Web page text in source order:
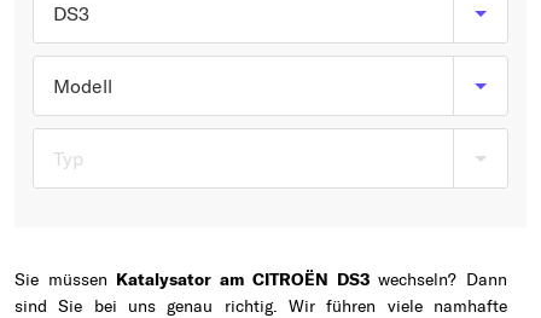
DS3
Modell
Typ
Sie müssen Katalysator am CITROËN DS3wechseln? Dann
sind Sie bei uns genau richtig. Wir führen viele namhafte